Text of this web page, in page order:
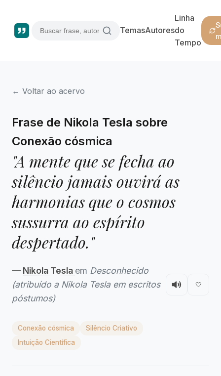
TemasAutores
Linha
do
Tempo
← Voltar ao acervo
Frase de Nikola Tesla sobre
Conexão cósmica
"A mente que se fecha ao
silêncio jamais ouvirá as
harmonias que o cosmos
sussurra ao espírito
despertado."
— Nikola Tesla em Desconhecido
(atribuído a Nikola Tesla em escritos
póstumos)
🤍
Conexão cósmica
Silêncio Criativo
Intuição Científica